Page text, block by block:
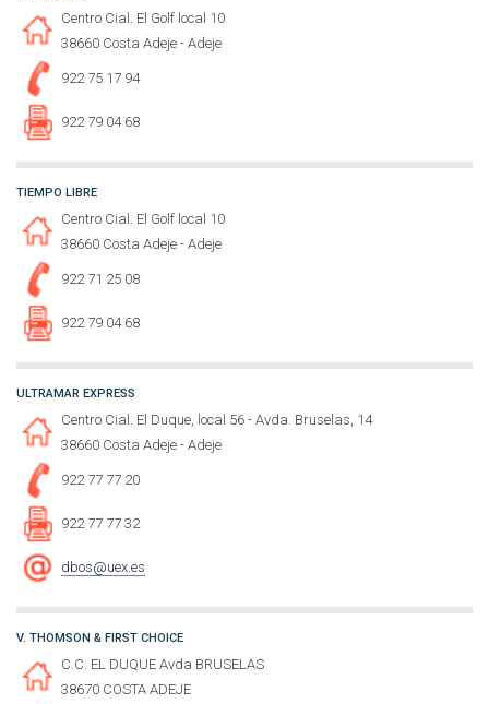
Centro Cial. El Golf local 10
38660 Costa Adeje - Adeje
922 75 17 94
922 79 04 68
TIEMPO LIBRE
Centro Cial. El Golf local 10
38660 Costa Adeje - Adeje
922 71 25 08
922 79 04 68
ULTRAMAR EXPRESS
Centro Cial. El Duque, local 56 - Avda. Bruselas, 14
38660 Costa Adeje - Adeje
922 77 77 20
922 77 77 32
dbos@uex.es
V. THOMSON & FIRST CHOICE
C.C. EL DUQUE Avda BRUSELAS
38670 COSTA ADEJE